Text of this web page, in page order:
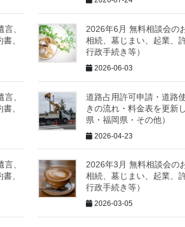
、
、
2026年6月 無料相談会の
相続、墓じまい、起業、
行政手続き等）
2026-06-03
、
、
道路占用許可申請・道路
きの流れ・料金表を更新
県・福岡県・その他）
2026-04-23
、
、
2026年3月 無料相談会の
相続、墓じまい、起業、
行政手続き等）
2026-03-05